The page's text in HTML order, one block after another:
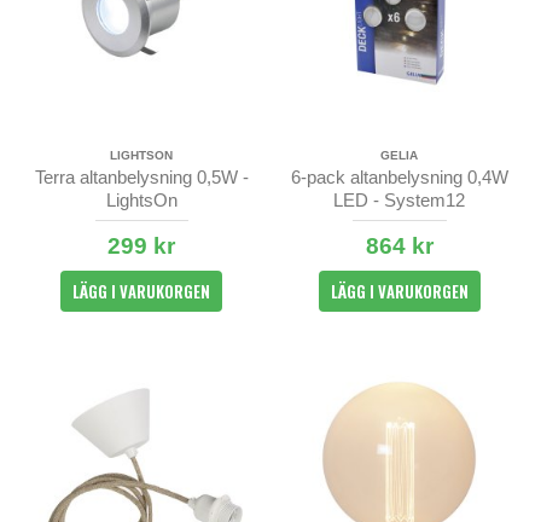
LIGHTSON
Terra altanbelysning 0,5W -
LightsOn
299 kr
LÄGG I VARUKORGEN
GELIA
6-pack altanbelysning 0,4W
LED - System12
864 kr
LÄGG I VARUKORGEN